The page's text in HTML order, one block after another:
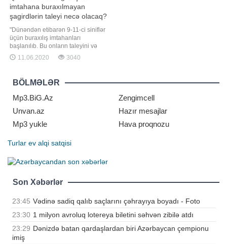
imtahana buraxılmayan
şagirdlərin taleyi necə olacaq?
-VİDEO
"Dünəndən etibarən 9-11-ci siniflər
üçün buraxılış imtahanları
başlanılıb. Bu onların taleyini və
gələcək müqəddəratını müəyyən
edən bir məsələdir. DİM məlumat
olarkən hər kəs qoruyucu
maskadan istifadə etməlidir".
BİG.AZ xəbər verir ki, bu sözləri
təhsil üzr
11.06.2020 3040
BÖLMƏLƏR
Mp3.BiG.Az
Zengimcell
Unvan.az
Hazır mesajlar
Mp3 yukle
Hava proqnozu
Turlar ev alqi satqisi
Son Xəbərlər
23:45 Vədinə sadiq qalıb saçlarını çəhrayıya boyadı - Foto
23:30 1 milyon avroluq lotereya biletini səhvən zibilə atdı
23:29 Dənizdə batan qardaşlardan biri Azərbaycan çempionu
imiş